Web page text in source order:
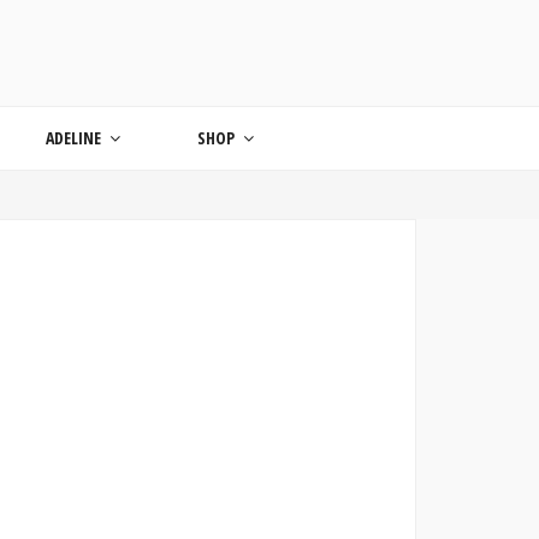
ADELINE SHOP